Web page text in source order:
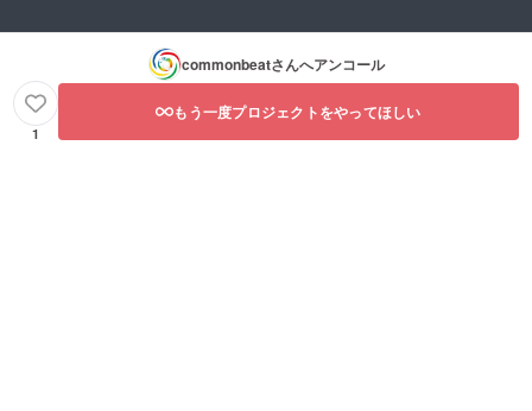
commonbeatさんへアンコール
1
もう一度プロジェクトをやってほしい